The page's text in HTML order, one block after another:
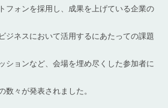
フォンを採用し、成果を上げている企業の
ジネスにおいて活用するにあたっての課題
ションなど、会場を埋め尽くした参加者に
数々が発表されました。